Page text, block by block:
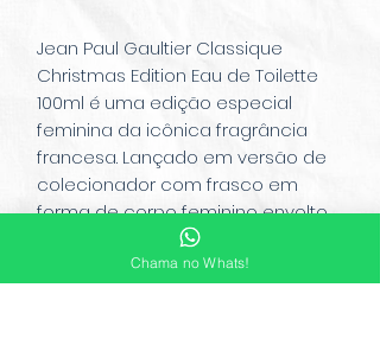
Jean Paul Gaultier Classique
Christmas Edition Eau de Toilette
100ml é uma edição especial
feminina da icônica fragrância
francesa. Lançado em versão de
colecionador com frasco em
forma de corpo feminino envolto
por um globo de neve festivo, esse
perfume combina notas sensuais
Chama no Whats!